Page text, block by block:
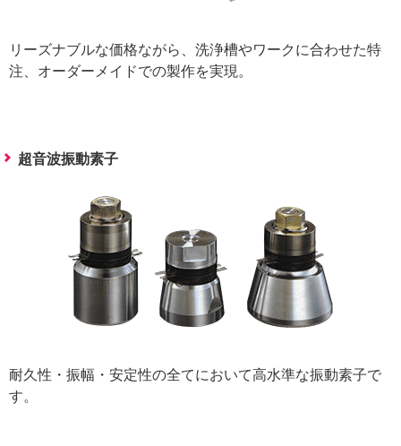
リーズナブルな価格ながら、洗浄槽やワークに合わせた特
注、オーダーメイドでの製作を実現。
超音波振動素子
耐久性・振幅・安定性の全てにおいて高水準な振動素子で
す。